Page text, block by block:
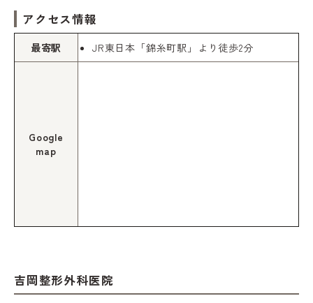
アクセス情報
最寄駅 JR東日本「錦糸町駅」より徒歩2分
Google
map
吉岡整形外科医院